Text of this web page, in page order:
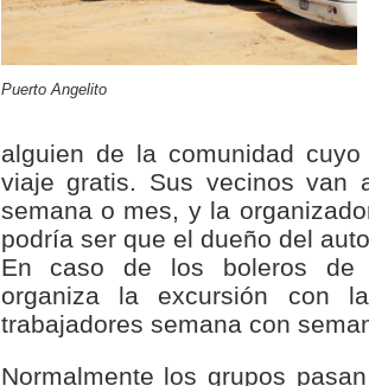
Puerto Angelito
alguien de la comunidad
viaje gratis. Sus vecinos van
semana o mes, y la
podría ser que el dueño del
En caso de los boleros de
organiza la excursión con
trabajadores semana con
Normalmente los grupos